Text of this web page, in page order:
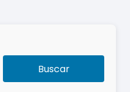
Buscar